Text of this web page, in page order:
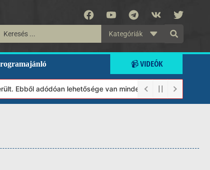
Kategóriák
📹 VIDEÓK
adódóan lehetősége van minden munkánkat